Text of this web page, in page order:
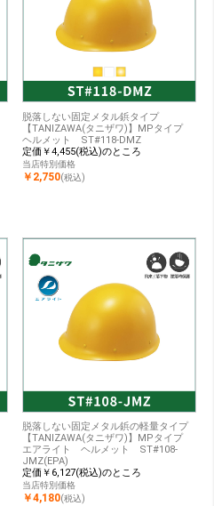
脱落しない固定メタル鋲タイプ
【TANIZAWA(タニザワ)】MPタイプ
ヘルメット ST#118-DMZ
定価￥4,455(税込)のところ
当店特別価格
￥2,750(税込)
脱落しない固定メタル鋲の軽量タイプ
【TANIZAWA(タニザワ)】MPタイプ
エアライト ヘルメット ST#108-
JMZ(EPA)
定価￥6,127(税込)のところ
当店特別価格
￥4,180(税込)